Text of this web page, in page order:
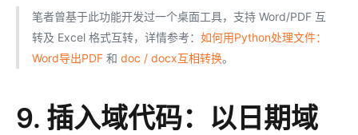
笔者曾基于此功能开发过一个桌面工具，支持 Word/PDF 互
转及 Excel 格式互转，详情参考： 如何用Python处理文件：
Word导出PDF 和 doc / docx互相转换。
9. 插入域代码：以日期域